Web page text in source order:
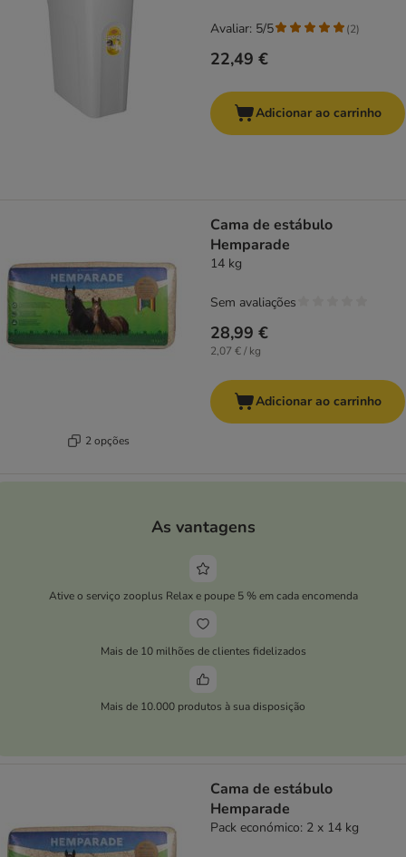
22,49 €
Avaliar: 5/5 (2)
Adicionar ao carrinho
2 opções
Cama de estábulo
Hemparade
14 kg
28,99 €
2,07 € / kg
Sem avaliações
Adicionar ao carrinho
As vantagens
Ative o serviço zooplus Relax e poupe 5 % em cada encomenda
Mais de 10 milhões de clientes fidelizados
Mais de 10.000 produtos à sua disposição
Cama de estábulo
Hemparade
Pack económico: 2 x 14 kg